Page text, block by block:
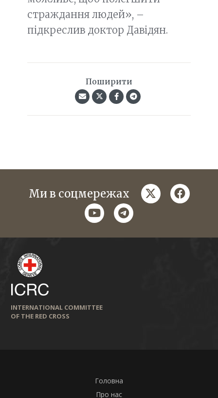
страждання людей», –
підкреслив доктор Давідян.
Поширити
Ми в соцмережах twitter
youtubetelegram
INTERNATIONAL COMMITTEE
OF THE RED CROSS
Головна
Про нас